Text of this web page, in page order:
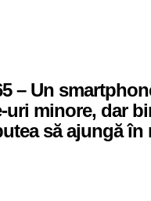
– Un
uri minore, dar
să ajungă în